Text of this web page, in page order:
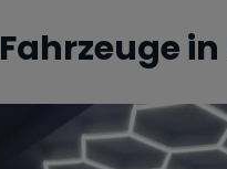
Fahrzeuge in